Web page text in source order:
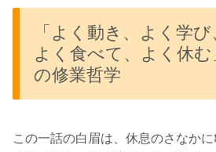
「よく動き、よく学び
よく食べて、よく休
の修業哲学
この一話の白眉は、休息のさなか